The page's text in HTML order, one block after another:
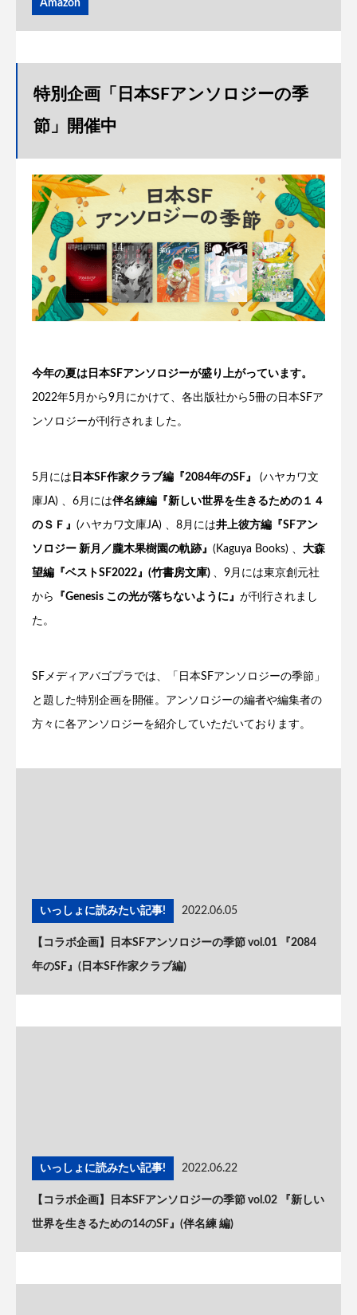
Amazon
特別企画「日本SFアンソロジーの季
節」開催中
今年の夏は日本SFアンソロジーが盛り上がっています。
2022年5月から9月にかけて、各出版社から5冊の日本SFア
ンソロジーが刊行されました。
5月には 日本SF作家クラブ編『2084年のSF』 (ハヤカワ文
庫JA) 、6月には伴名練編『新しい世界を生きるための１４
のＳＦ』 (ハヤカワ文庫JA) 、8月には井上彼方編『SFアン
ソロジー 新月／朧木果樹園の軌跡』 (Kaguya Books) 、 大森
望編『ベストSF2022』(竹書房文庫) 、9月には東京創元社
から 『Genesis この光が落ちないように』 が刊行されまし
た。
SFメディアバゴプラでは、「日本SFアンソロジーの季節」
と題した特別企画を開催。アンソロジーの編者や編集者の
方々に各アンソロジーを紹介していただいております。
いっしょに読みたい記事! 2022.06.05
【コラボ企画】日本SFアンソロジーの季節 vol.01 『2084
年のSF』(日本SF作家クラブ編)
いっしょに読みたい記事! 2022.06.22
【コラボ企画】日本SFアンソロジーの季節 vol.02 『新しい
世界を生きるための14のSF』(伴名練 編)